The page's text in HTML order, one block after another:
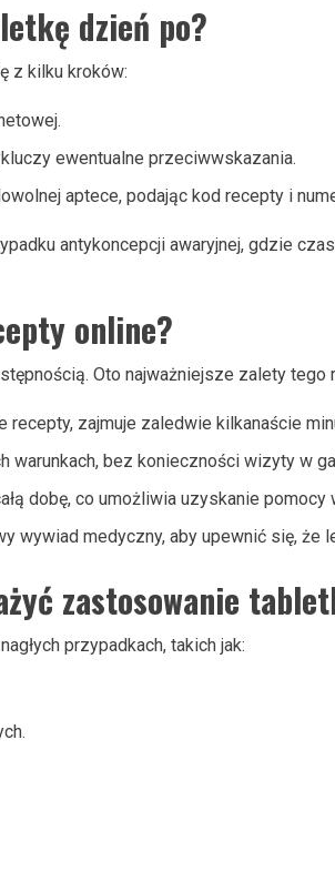
dzień po?
z kilku kroków:
ewentualne przeciwwskazania.
aptece, podając kod recepty i
antykoncepcji awaryjnej, gdzie
online?
Oto najważniejsze zalety tego
recepty, zajmuje zaledwie kilkanaście
bez konieczności wizyty w
dobę, co umożliwia uzyskanie pomocy
wywiad medyczny, aby upewnić się, że
zastosowanie
przypadkach, takich jak: